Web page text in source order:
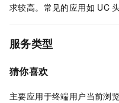
求较高。常见的应用如 UC
服务类型
猜你喜欢
主要应用于终端用户当前浏